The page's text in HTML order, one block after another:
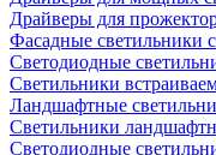
Драйверы для
Фасадные светильники
Светодиодные
Светильники
Ландшафтные
Светильники
Светодиодные